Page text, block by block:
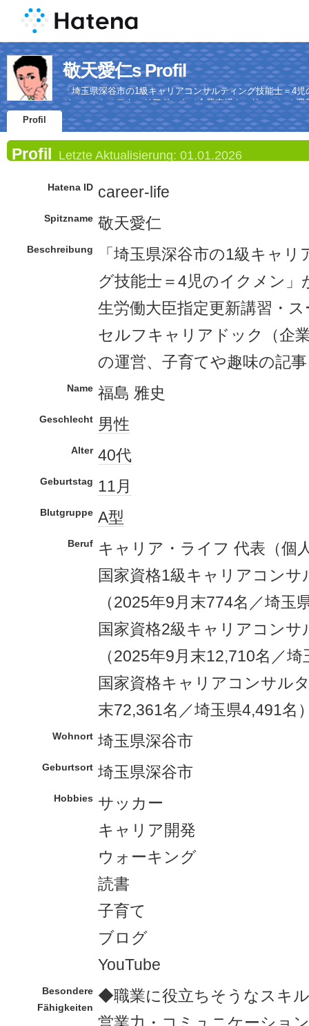
敬天愛仁s Profil
「埼玉県深谷市の1級キャリアコンサルティング技能士＝4
ジョン・セルフキャリアドック（企業支援キャリコン）の
Profil
Profil Letzte Aktualisierung: 01.01.2026
Hatena ID career-life
Spitzname 敬天愛仁
Beschreibung
「埼玉県深谷市の1級キャ
グ技能士＝4児のイクメン」
生労働大臣指定更新講習・
セルフキャリアドック（企
の運営、子育てや趣味の記
Name 福島 雅史
Geschlecht 男性
Alter 40代
Geburtstag 11月
Blutgruppe A型
Beruf キャリア・ライフ 代表（個
国家資格1級キャリアコン
（2025年9月末774名／埼玉
国家資格2級キャリアコン
（2025年9月末12,710名／
国家資格キャリアコンサル
末72,361名／埼玉県4,491名
Wohnort 埼玉県深谷市
Geburtsort 埼玉県深谷市
Hobbies サッカー
キャリア開発
ウォーキング
読書
子育て
ブログ
YouTube
Besondere
Fähigkeiten
◆職業に役立ちそうなスキル